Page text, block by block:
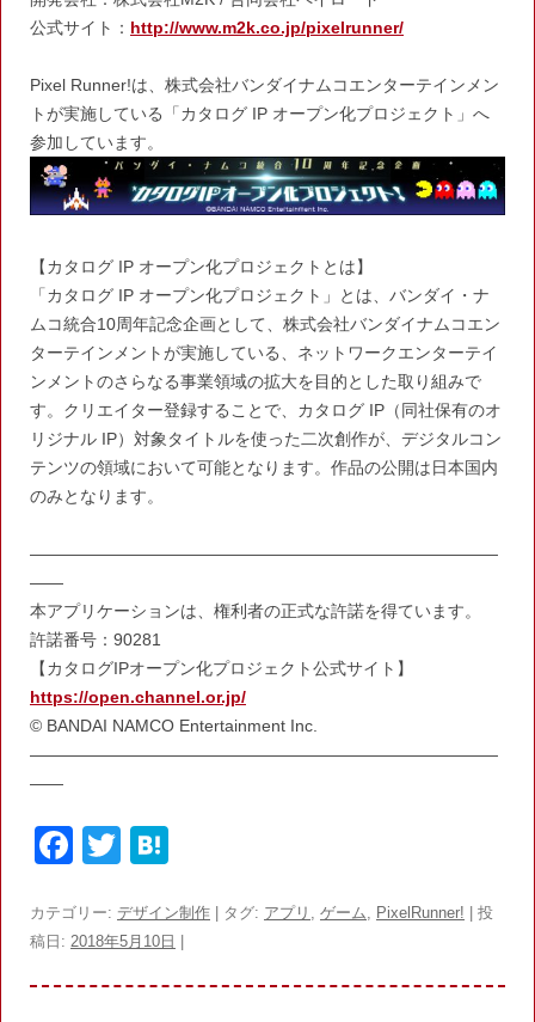
公式サイト： http://www.m2k.co.jp/pixelrunner/
Pixel Runner!は、株式会社バンダイナムコエンターテインメン
トが実施している「カタログ IP オープン化プロジェクト」へ
参加しています。
【カタログ IP オープン化プロジェクトとは】
「カタログ IP オープン化プロジェクト」とは、バンダイ・ナ
ムコ統合10周年記念企画として、株式会社バンダイナムコエン
ターテインメントが実施している、ネットワークエンターテイ
ンメントのさらなる事業領域の拡大を目的とした取り組みで
す。クリエイター登録することで、カタログ IP（同社保有のオ
リジナル IP）対象タイトルを使った二次創作が、デジタルコン
テンツの領域において可能となります。作品の公開は日本国内
のみとなります。
————————————————————————————
——
本アプリケーションは、権利者の正式な許諾を得ています。
許諾番号：90281
【カタログIPオープン化プロジェクト公式サイト】
https://open.channel.or.jp/
© BANDAI NAMCO Entertainment Inc.
————————————————————————————
——
F
c
e
b
T
itt
er
e
n
a
カテゴリー: デザイン制作 | タグ: アプリ , ゲーム, PixelRunner! | 投
稿日: 2018年5月10日